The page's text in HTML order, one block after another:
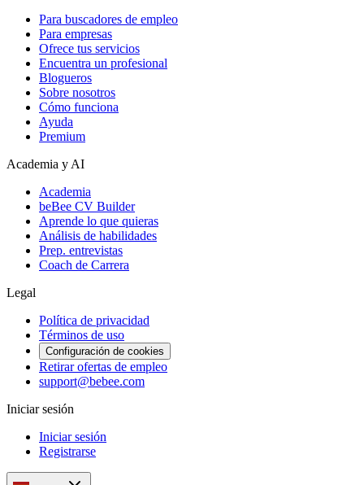
Para buscadores de empleo
Para empresas
Ofrece tus servicios
Encuentra un profesional
Blogueros
Sobre nosotros
Cómo funciona
Ayuda
Premium
Academia y AI
Academia
beBee CV Builder
Aprende lo que quieras
Análisis de habilidades
Prep. entrevistas
Coach de Carrera
Legal
Política de privacidad
Términos de uso
Configuración de cookies
Retirar ofertas de empleo
support@bebee.com
Iniciar sesión
Iniciar sesión
Registrarse